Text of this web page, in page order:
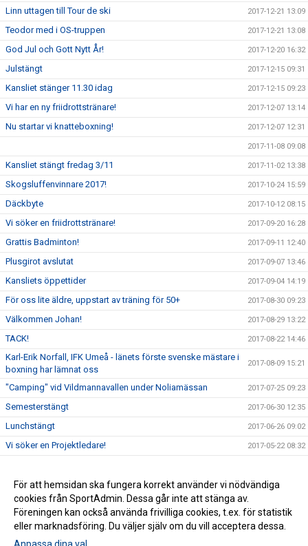
Linn uttagen till Tour de ski 2017-12-21 13:09
Teodor med i OS-truppen 2017-12-21 13:08
God Jul och Gott Nytt År! 2017-12-20 16:32
Julstängt 2017-12-15 09:31
Kansliet stänger 11.30 idag 2017-12-15 09:23
Vi har en ny friidrottstränare! 2017-12-07 13:14
Nu startar vi knatteboxning! 2017-12-07 12:31
2017-11-08 09:08
Kansliet stängt fredag 3/11 2017-11-02 13:38
Skogsluffenvinnare 2017! 2017-10-24 15:59
Däckbyte 2017-10-12 08:15
Vi söker en friidrottstränare! 2017-09-20 16:28
Grattis Badminton! 2017-09-11 12:40
Plusgirot avslutat 2017-09-07 13:46
Kansliets öppettider 2017-09-04 14:19
För oss lite äldre, uppstart av träning för 50+ 2017-08-30 09:23
Välkommen Johan! 2017-08-29 13:22
TACK! 2017-08-22 14:46
Karl-Erik Norfall, IFK Umeå - länets förste svenske mästare i
boxning har lämnat oss
2017-08-09 15:21
"Camping" vid Vildmannavallen under Noliamässan 2017-07-25 09:23
Semesterstängt 2017-06-30 12:35
Lunchstängt 2017-06-26 09:02
Vi söker en Projektledare! 2017-05-22 08:32
Skogsluffen 2017 2017-05-08 08:49
IFK Umeå får 2,3 miljoner för satsning på integration 2017-04-07 08:03
För att hemsidan ska fungera korrekt använder vi nödvändiga
cookies från SportAdmin. Dessa går inte att stänga av.
Föreningen kan också använda frivilliga cookies, t.ex. för statistik
eller marknadsföring. Du väljer själv om du vill acceptera dessa.